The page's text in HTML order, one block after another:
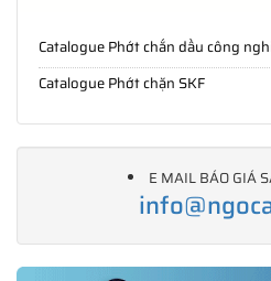
Catalogue Phớt chắn dầu công
Catalogue Phớt chặn SKF
E MAIL BÁO GIÁ